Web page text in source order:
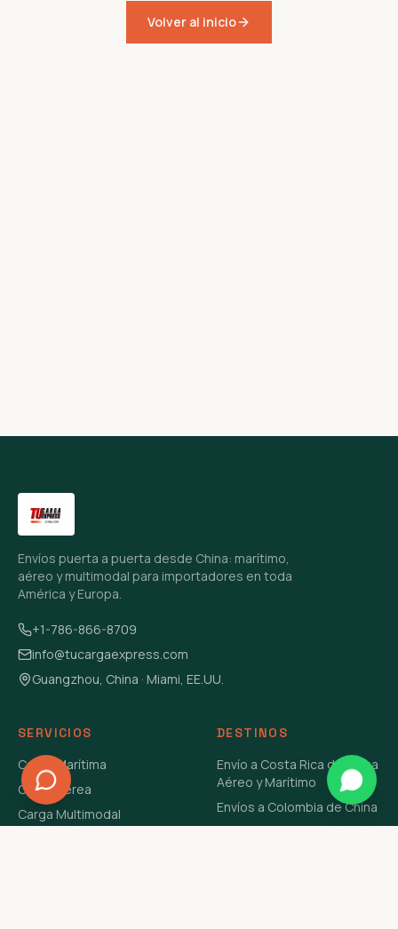
Volver al inicio
Envíos puerta a puerta desde China: marítimo,
aéreo y multimodal para importadores en toda
América y Europa.
+1-786-866-8709
info@tucargaexpress.com
Guangzhou, China · Miami, EE.UU.
SERVICIOS
Carga Marítima
Carga Aérea
Carga Multimodal
DESTINOS
Envío a Costa Rica de China
Aéreo y Marítimo
Envíos a Colombia de China